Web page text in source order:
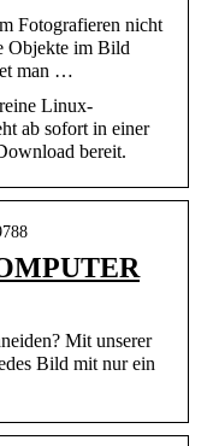
Fotografieren nicht
Objekte im Bild
man …
Linux-
ab sofort in einer
bereit.
Mit unserer
Bild mit nur ein